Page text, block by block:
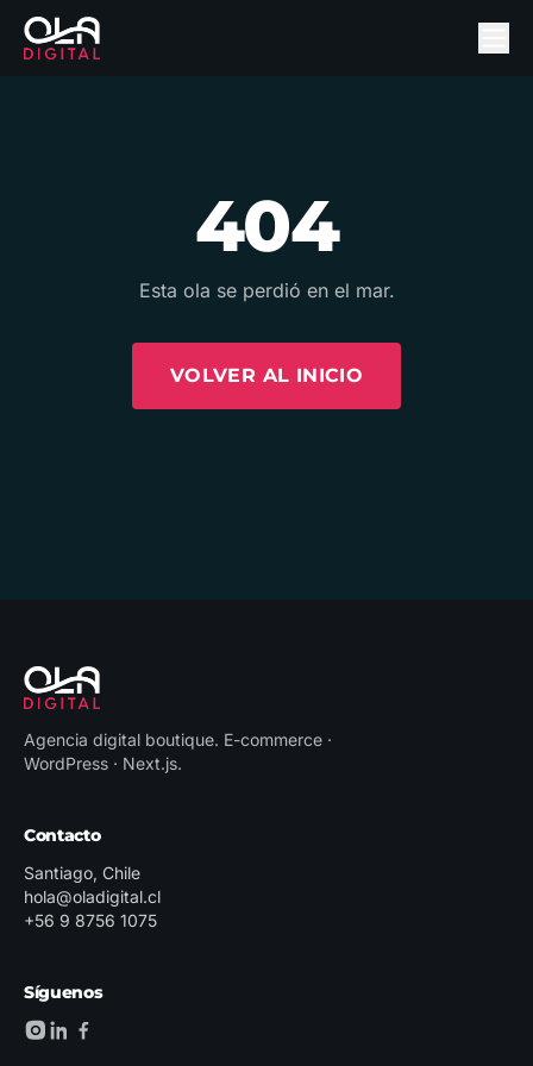
404
Esta ola se perdió en el mar.
VOLVER AL INICIO
Agencia digital boutique. E-commerce ·
WordPress · Next.js.
Contacto
Santiago, Chile
hola@oladigital.cl
+56 9 8756 1075
Síguenos